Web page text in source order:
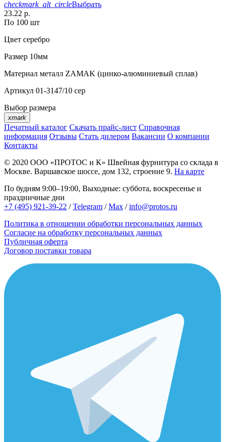
checkmark_alt_circleВыбрать
23.22 р.
По 100 шт
Цвет серебро
Размер 10мм
Материал металл ZAMAK (цинко-алюминиевый сплав)
Артикул 01-3147/10 сер
Выбор размера
xmark
Печатный каталог Скачать прайс-лист Справочная
информация Отзывы Стать дилером Вакансии О компании
Контакты
© 2020 ООО «ПРОТОС и К» Швейная фурнитура со склада в
Москве. Варшавское шоссе, дом 132, строение 9. На карте
По будням 9:00–19:00, Выходные: суббота, воскресенье и
праздничные дни
+7 (495) 921-39-22 /Telegram /Max /info@protos.ru
Политика в отношении обработки персональных данных
Согласие на обработку персональных данных
Публичная оферта
Договор поставки товара